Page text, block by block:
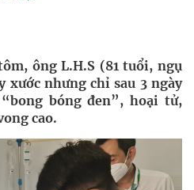
ông L.H.S (81 tuổi, ngụ
xước nhưng chỉ sau 3 ngày
bóng đen”, hoại tử,
cao.